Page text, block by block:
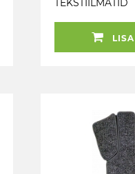
TEKSTIILMATID